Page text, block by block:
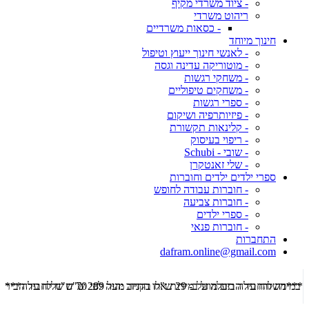
- ציוד משרדי מקיף
ריהוט משרדי
- כסאות משרדיים
חינוך מיוחד
- לאנשי חינוך ייעוץ וטיפול
- מוטוריקה עדינה וגסה
- משחקי רגשות
- משחקים טיפוליים
- ספרי רגשות
- פיזיותרפיה ושיקום
- קלינאות תקשורת
- ריפוי בעיסוק
- שובי - Schubi
- שלי זאנטקרן
ספרי ילדים ילדים וחוברות
- חוברות עבודה לחופש
- חוברות צביעה
- ספרי ילדים
- חוברות פנאי
התחברות
dafram.online@gmail.com
***משלוח עד הבית מוזל ב- 29 ש"ח בקניה מעל 289 ש"ח שליח עד הבית ***